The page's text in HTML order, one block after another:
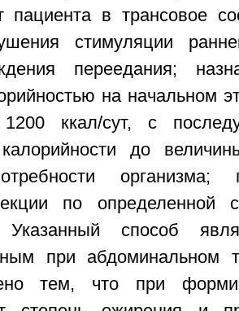
пациента в трансовое
стимуляции
переедания;
на начальном
ккал/сут, с
до
организма;
по
способ
при абдоминальном
тем, что при